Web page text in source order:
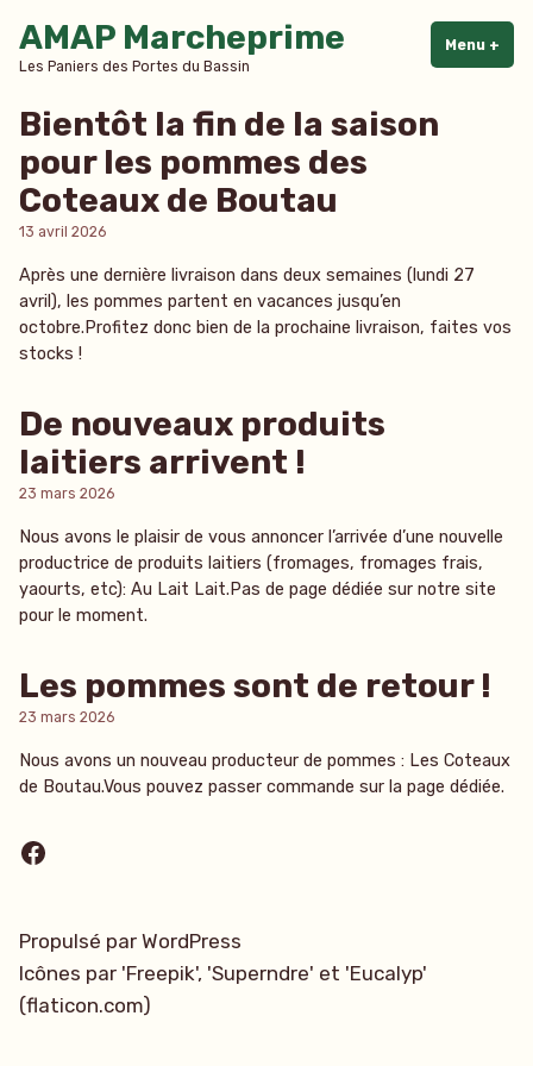
au
contenu
AMAP Marcheprime
Les Paniers des Portes du Bassin
Menu +
Bientôt la fin de la saison
pour les pommes des
Coteaux de Boutau
13 avril 2026
Après une dernière livraison dans deux semaines (lundi 27
avril), les pommes partent en vacances jusqu’en
octobre.Profitez donc bien de la prochaine livraison, faites vos
stocks !
De nouveaux produits
laitiers arrivent !
23 mars 2026
Nous avons le plaisir de vous annoncer l’arrivée d’une nouvelle
productrice de produits laitiers (fromages, fromages frais,
yaourts, etc): Au Lait Lait.Pas de page dédiée sur notre site
pour le moment.
Les pommes sont de retour !
23 mars 2026
Nous avons un nouveau producteur de pommes : Les Coteaux
de Boutau.Vous pouvez passer commande sur la page dédiée.
Facebook
Propulsé par WordPress
Icônes par 'Freepik', 'Superndre' et 'Eucalyp'
(flaticon.com)